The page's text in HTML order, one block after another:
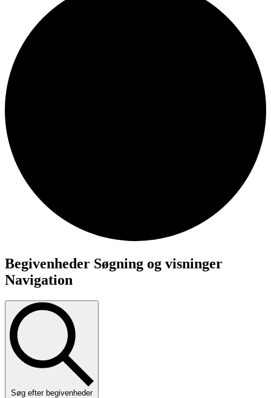
Begivenheder Søgning og visninger
Navigation
Søg efter begivenheder